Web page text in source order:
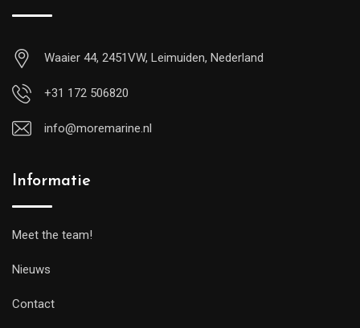
Waaier 44, 2451VW, Leimuiden, Nederland
+31 172 506820
info@moremarine.nl
Informatie
Meet the team!
Nieuws
Contact